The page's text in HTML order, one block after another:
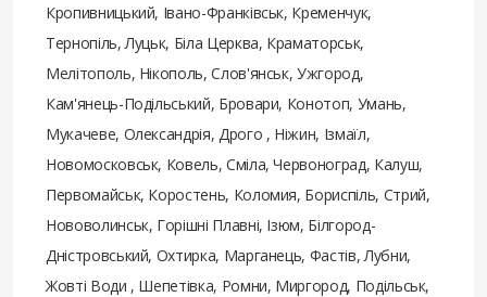
Кропивницький, Івано-Франківськ, Кременчук,
Тернопіль, Луцьк, Біла Церква, Краматорськ,
Мелітополь, Нікополь, Слов'янськ, Ужгород,
Кам'янець-Подільський, Бровари, Конотоп, Умань,
Мукачеве, Олександрія, Дрого , Ніжин, Ізмаїл,
Новомосковськ, Ковель, Сміла, Червоноград, Калуш,
Первомайськ, Коростень, Коломия, Бориспіль, Стрий,
Нововолинськ, Горішні Плавні, Ізюм, Білгород-
Дністровський, Охтирка, Марганець, Фастів, Лубни,
Жовті Води , Шепетівка, Ромни, Миргород, Подільськ,